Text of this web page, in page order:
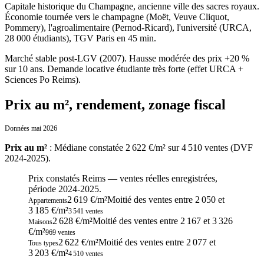
Capitale historique du Champagne, ancienne ville des sacres royaux.
Économie tournée vers le champagne (Moët, Veuve Cliquot,
Pommery), l'agroalimentaire (Pernod-Ricard), l'université (URCA,
28 000 étudiants), TGV Paris en 45 min.
Marché stable post-LGV (2007). Hausse modérée des prix +20 %
sur 10 ans. Demande locative étudiante très forte (effet URCA +
Sciences Po Reims).
Prix au m², rendement, zonage fiscal
Données mai 2026
Prix au m² : Médiane constatée 2 622 €/m² sur 4 510 ventes (DVF
2024-2025).
Prix constatés Reims — ventes réelles enregistrées,
période 2024-2025.
Appartements2 619 €/m²Moitié des ventes entre 2 050 et
3 185 €/m²3 541 ventes
Maisons2 628 €/m²Moitié des ventes entre 2 167 et 3 326
€/m²969 ventes
Tous types2 622 €/m²Moitié des ventes entre 2 077 et
3 203 €/m²4 510 ventes